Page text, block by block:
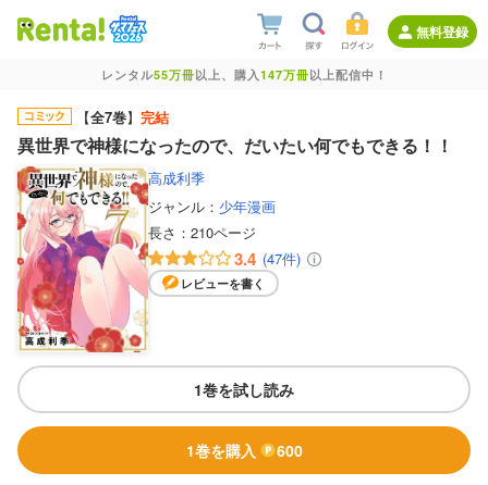
無料登録
レンタル55万冊以上、購入147万冊以上配信中！
【全7巻】 完結
異世界で神様になったので、だいたい何でもできる！！
高成利季
ジャンル： 少年漫画
長さ： 210ページ
3.4 (47件)
レビューを書く
1巻を試し読み
1巻を購入 600